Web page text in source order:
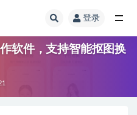
登录
软件，支持智能抠图换